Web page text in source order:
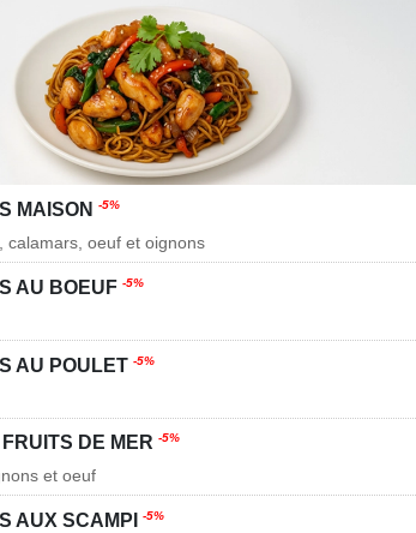
MAISON -5%
calamars, oeuf et oignons
AU BOEUF -5%
AU POULET -5%
DE MER -5%
et oeuf
AUX SCAMPI -5%